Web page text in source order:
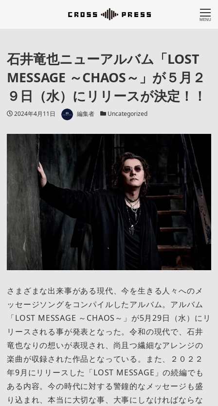
MENU
石井竜也ニューアルバム「LOST
MESSAGE ～CHAOS～」が５月２
９日（水）にリリースが決定！！
投稿日
2024年4月11日 著者 編集者 カテゴリー
Uncategorized
さまざまな出来事がある現代、今を生きる人々へのメ
ッセージソングをコンパイルしたアルバム。アルバム
「LOST MESSAGE ～CHAOS～」が5月29日（水）にリ
リースされる事が発表となった。令和の現代で、石井
竜也なりの想いが表現され、尚且つ繊細なアレンジの
楽曲が収録された作品となっている。また、２０２２
年9月にリリースした「LOST MESSAGE」の続編でも
ある内容。今の時代に対する警鐘的なメッセージも盛
り込まれ、本当に大切な事、大事にしなければならな